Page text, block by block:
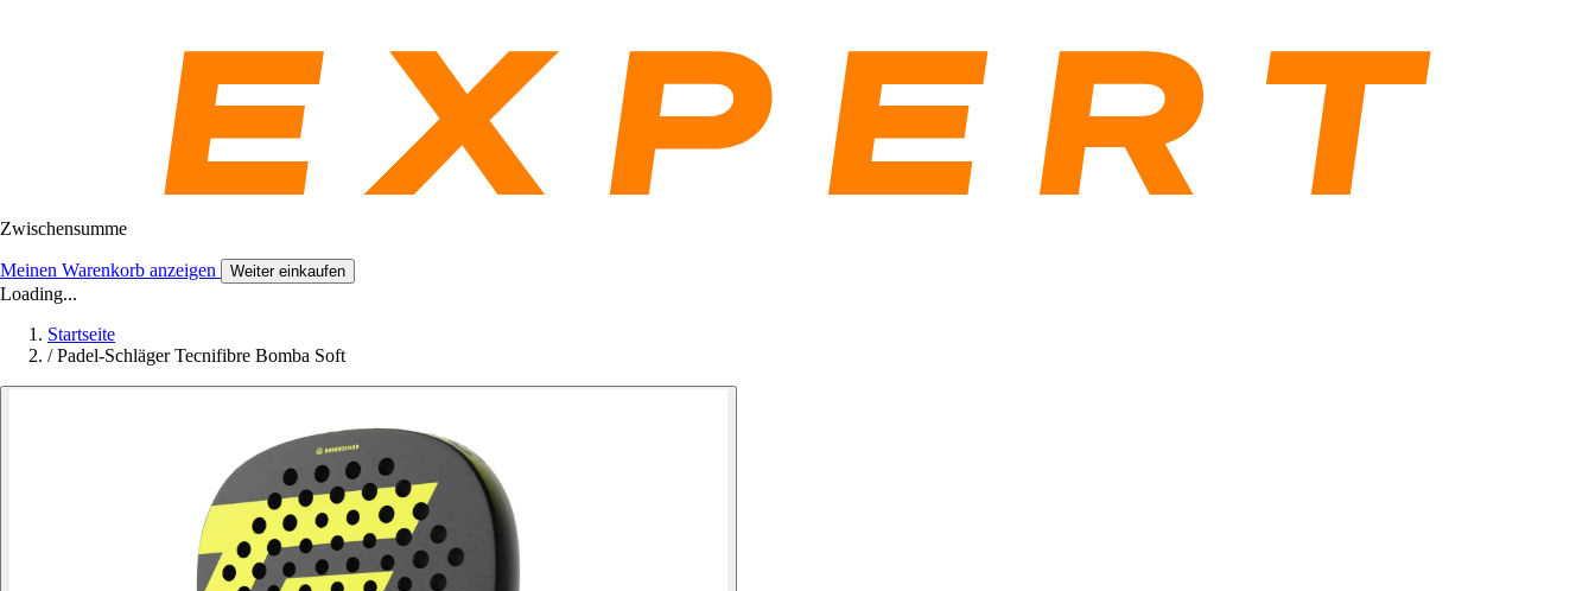
Zwischensumme
Meinen Warenkorb anzeigen Weiter einkaufen
Loading...
Startseite
/ Padel-Schläger Tecnifibre Bomba Soft